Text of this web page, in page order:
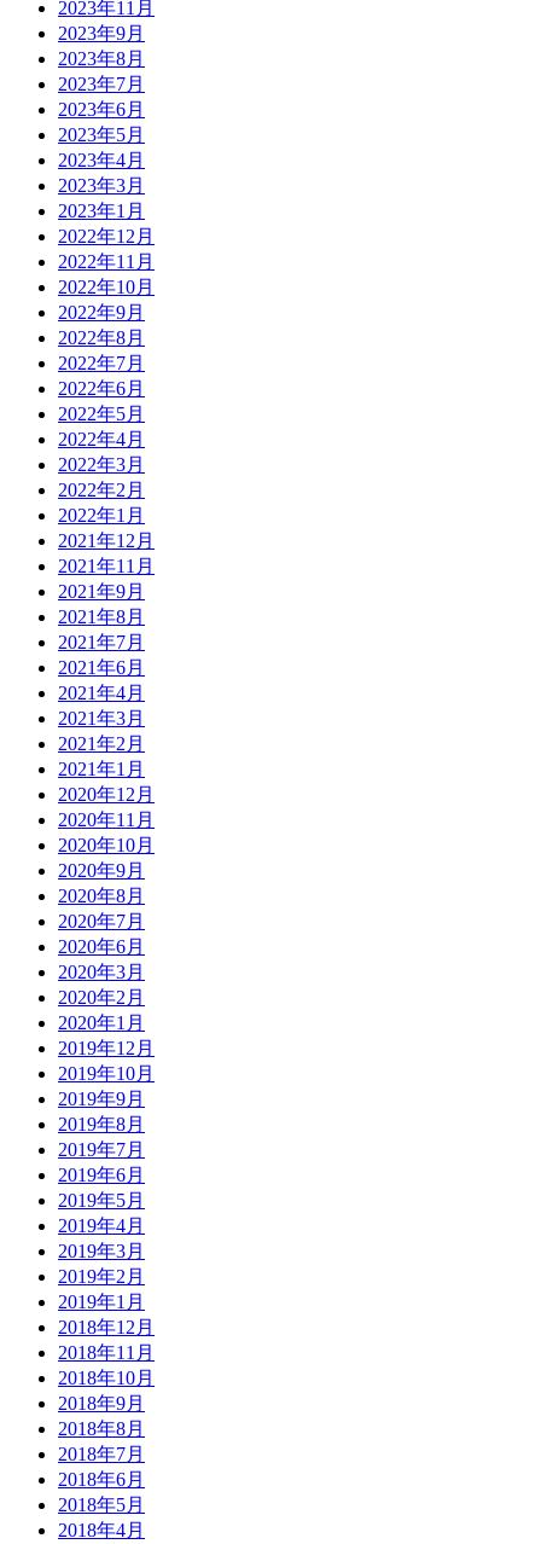
2023年11月
2023年9月
2023年8月
2023年7月
2023年6月
2023年5月
2023年4月
2023年3月
2023年1月
2022年12月
2022年11月
2022年10月
2022年9月
2022年8月
2022年7月
2022年6月
2022年5月
2022年4月
2022年3月
2022年2月
2022年1月
2021年12月
2021年11月
2021年9月
2021年8月
2021年7月
2021年6月
2021年4月
2021年3月
2021年2月
2021年1月
2020年12月
2020年11月
2020年10月
2020年9月
2020年8月
2020年7月
2020年6月
2020年3月
2020年2月
2020年1月
2019年12月
2019年10月
2019年9月
2019年8月
2019年7月
2019年6月
2019年5月
2019年4月
2019年3月
2019年2月
2019年1月
2018年12月
2018年11月
2018年10月
2018年9月
2018年8月
2018年7月
2018年6月
2018年5月
2018年4月